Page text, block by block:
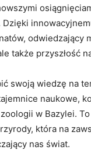
odwiedzający
także przyszłość
swoją wiedzę na
naukowe,
​w Bazylei. To
która na
nas świat.